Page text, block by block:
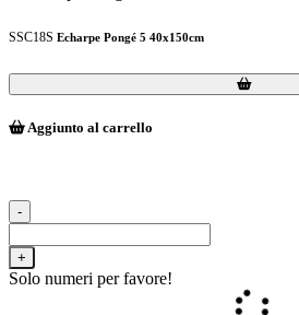
SSC18S Echarpe Pongé 5 40x150cm
Loading...
Loading...
Aggiunto al carrello
-
+
Solo numeri per favore!